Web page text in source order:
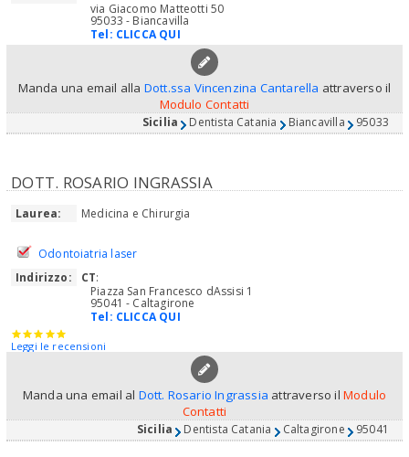
via Giacomo Matteotti 50
95033 - Biancavilla
Tel: CLICCA QUI
Manda una email alla Dott.ssa Vincenzina Cantarella attraverso il
Modulo Contatti
Sicilia Dentista Catania Biancavilla 95033
DOTT. ROSARIO INGRASSIA
Laurea: Medicina e Chirurgia
Odontoiatria laser
Indirizzo:
CT:
Piazza San Francesco dAssisi 1
95041 - Caltagirone
Tel: CLICCA QUI
Leggi le recensioni
Manda una email al Dott. Rosario Ingrassia attraverso ilModulo
Contatti
Sicilia Dentista Catania Caltagirone 95041